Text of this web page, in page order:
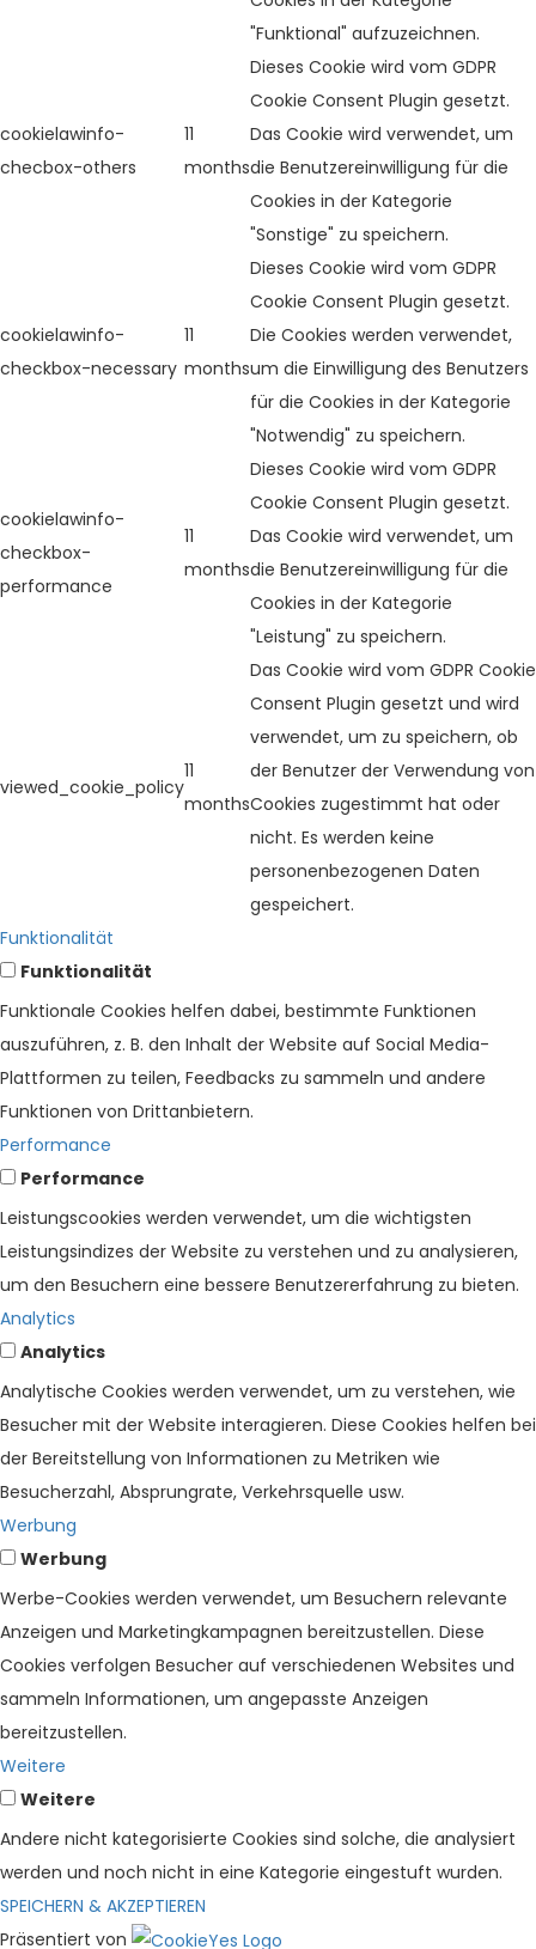
"Funktional" aufzuzeichnen.
cookielawinfo-
checbox-others
11
months
Dieses Cookie wird vom GDPR
Cookie Consent Plugin gesetzt.
Das Cookie wird verwendet, um
die Benutzereinwilligung für die
Cookies in der Kategorie
"Sonstige" zu speichern.
cookielawinfo-
checkbox-necessary
11
months
Dieses Cookie wird vom GDPR
Cookie Consent Plugin gesetzt.
Die Cookies werden verwendet,
um die Einwilligung des Benutzers
für die Cookies in der Kategorie
"Notwendig" zu speichern.
cookielawinfo-
checkbox-
performance
11
months
Dieses Cookie wird vom GDPR
Cookie Consent Plugin gesetzt.
Das Cookie wird verwendet, um
die Benutzereinwilligung für die
Cookies in der Kategorie
"Leistung" zu speichern.
viewed_cookie_policy
11
months
Das Cookie wird vom GDPR Cookie
Consent Plugin gesetzt und wird
verwendet, um zu speichern, ob
der Benutzer der Verwendung von
Cookies zugestimmt hat oder
nicht. Es werden keine
personenbezogenen Daten
gespeichert.
Funktionalität
Funktionalität
Funktionale Cookies helfen dabei, bestimmte Funktionen
auszuführen, z. B. den Inhalt der Website auf Social Media-
Plattformen zu teilen, Feedbacks zu sammeln und andere
Funktionen von Drittanbietern.
Performance
Performance
Leistungscookies werden verwendet, um die wichtigsten
Leistungsindizes der Website zu verstehen und zu analysieren,
um den Besuchern eine bessere Benutzererfahrung zu bieten.
Analytics
Analytics
Analytische Cookies werden verwendet, um zu verstehen, wie
Besucher mit der Website interagieren. Diese Cookies helfen bei
der Bereitstellung von Informationen zu Metriken wie
Besucherzahl, Absprungrate, Verkehrsquelle usw.
Werbung
Werbung
Werbe-Cookies werden verwendet, um Besuchern relevante
Anzeigen und Marketingkampagnen bereitzustellen. Diese
Cookies verfolgen Besucher auf verschiedenen Websites und
sammeln Informationen, um angepasste Anzeigen
bereitzustellen.
Weitere
Weitere
Andere nicht kategorisierte Cookies sind solche, die analysiert
werden und noch nicht in eine Kategorie eingestuft wurden.
SPEICHERN & AKZEPTIEREN
Präsentiert von